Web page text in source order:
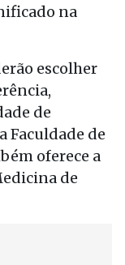
na
escolher
de
Faculdade de
oferece a
de